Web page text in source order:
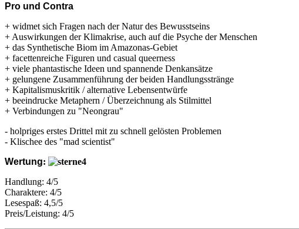
Pro und Contra
+ widmet sich Fragen nach der Natur des Bewusstseins
+ Auswirkungen der Klimakrise, auch auf die Psyche der Menschen
+ das Synthetische Biom im Amazonas-Gebiet
+ facettenreiche Figuren und casual queerness
+ viele phantastische Ideen und spannende Denkansätze
+ gelungene Zusammenführung der beiden Handlungsstränge
+ Kapitalismuskritik / alternative Lebensentwürfe
+ beeindrucke Metaphern / Überzeichnung als Stilmittel
+ Verbindungen zu "Neongrau"
- holpriges erstes Drittel mit zu schnell gelösten Problemen
- Klischee des "mad scientist"
Wertung:
Handlung: 4/5
Charaktere: 4/5
Lesespaß: 4,5/5
Preis/Leistung: 4/5